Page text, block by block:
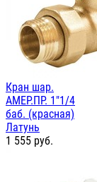
Кран шар.
АМЕР.ПР. 1"1/4
баб. (красная)
Латунь
1 555 руб.